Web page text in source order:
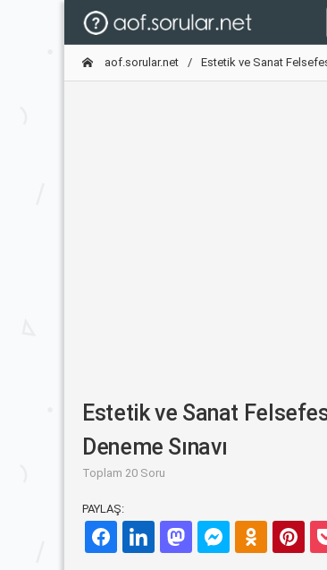
aof.sorular.net Estetik ve Sanat
Estetik ve Sanat
Deneme Sınavı
Toplam 20 Soru
PAYLAŞ: